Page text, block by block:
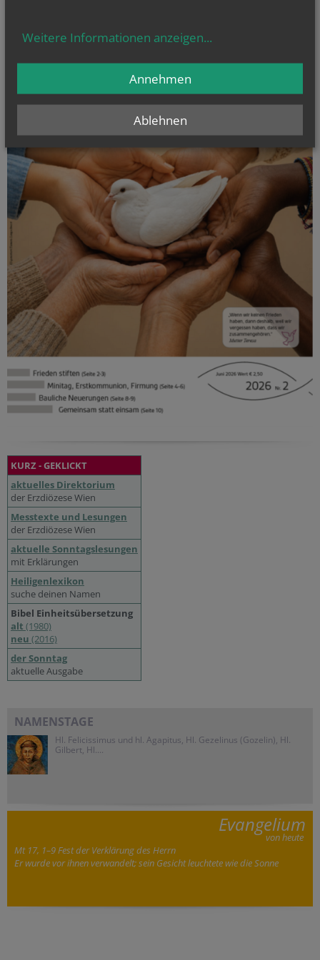
KURZ - GEKLICKT
aktuelles Direktorium
der Erzdiözese Wien
Messtexte und Lesungen
der Erzdiözese Wien
aktuelle Sonntagslesungen
mit Erklärungen
Heiligenlexikon
suche deinen Namen
Bibel Einheitsübersetzung
alt (1980)
neu (2016)
der Sonntag
aktuelle Ausgabe
NAMENSTAGE
Hl. Felicissimus und hl. Agapitus, Hl. Gezelinus (Gozelin), Hl.
Gilbert, Hl....
Evangelium
von heute
Mt 17, 1–9 Fest der Verklärung des Herrn
Er wurde vor ihnen verwandelt; sein Gesicht leuchtete wie die Sonne
Weitere Informationen anzeigen...
Ablehnen
Annehmen